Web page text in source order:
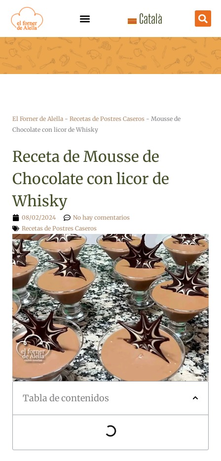
contenido
Català
El Forner de Alella - Recetas de Postres Caseros - Mousse de
Chocolate con licor de Whisky
Receta de Mousse de
Chocolate con licor de
Whisky
08/02/2024
No hay comentarios
Recetas de Postres Caseros
Tabla de contenidos